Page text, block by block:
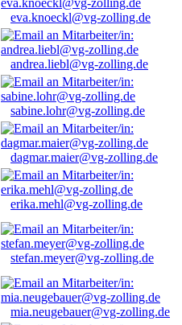
eva.knoeckl@vg-zolling.de
andrea.liebl@vg-zolling.de
sabine.lohr@vg-zolling.de
dagmar.maier@vg-zolling.de
erika.mehl@vg-zolling.de
stefan.meyer@vg-zolling.de
mia.neugebauer@vg-zolling.de